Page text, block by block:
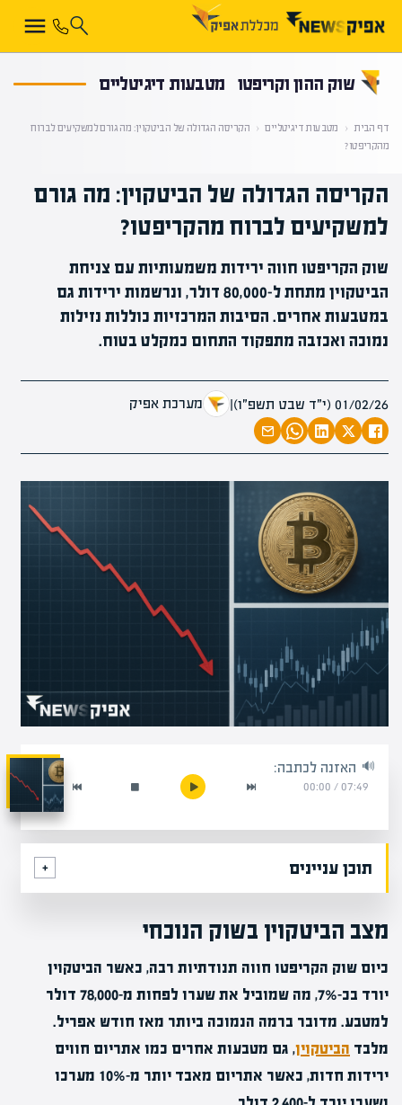
שוק ההון וקריפטו מטבעות דיגיטליים
דף הבית ‹ מטבעות דיגיטליים ‹ הקריסה הגדולה של הביטקוין: מה גורם למשקיעים לברוח
מהקריפטו?
הקריסה הגדולה של הביטקוין: מה גורם
למשקיעים לברוח מהקריפטו?
שוק הקריפטו חווה ירידות משמעותיות עם צניחת
הביטקוין מתחת ל-80,000 דולר, ונרשמות ירידות גם
במטבעות אחרים. הסיבות המרכזיות כוללות נזילות
נמוכה ואכזבה מתפקוד התחום כמקלט בטוח.
01/02/26 (י״ד שבט תשפ״ו) | מערכת אפיק
האזנה לכתבה:
07:49
/
00:00
תוכן עניינים
מצב הביטקוין בשוק הנוכחי
כיום שוק הקריפטו חווה תנודתיות רבה, כאשר הביטקוין
יורד בכ-7%, מה שמוביל את שערו לפחות מ-78,000 דולר
למטבע. מדובר ברמה הנמוכה ביותר מאז חודש אפריל.
מלבד הביטקוין, גם מטבעות אחרים כמו אתריום חווים
ירידות חדות, כאשר אתריום מאבד יותר מ-10% מערכו